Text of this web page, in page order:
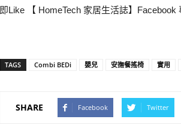
即Like 【 HomeTech 家居生活誌】Facebook
TAGS Combi BEDi 嬰兒 安撫餐搖椅 實用
SHARE Facebook Twitter